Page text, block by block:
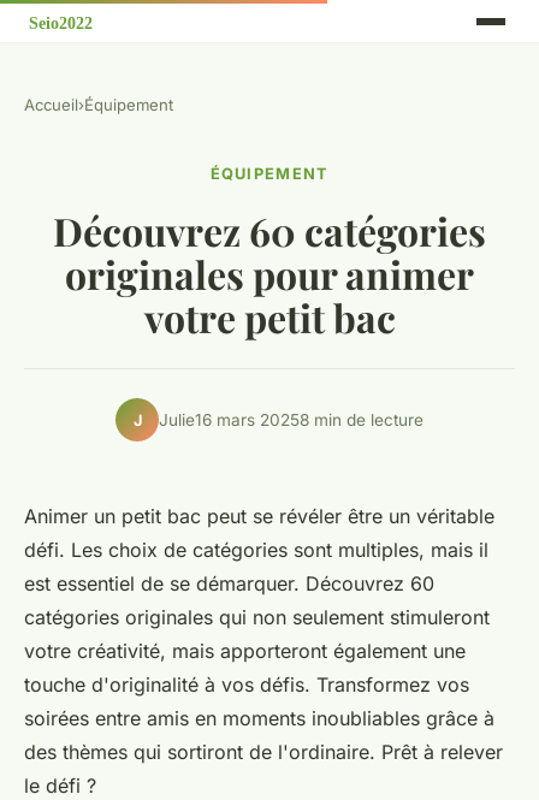
Accueil›Équipement
ÉQUIPEMENT
Découvrez 60 catégories
originales pour animer
votre petit bac
J Julie16 mars 20258 min de lecture
Animer un petit bac peut se révéler être un véritable
défi. Les choix de catégories sont multiples, mais il
est essentiel de se démarquer. Découvrez 60
catégories originales qui non seulement stimuleront
votre créativité, mais apporteront également une
touche d'originalité à vos défis. Transformez vos
soirées entre amis en moments inoubliables grâce à
des thèmes qui sortiront de l'ordinaire. Prêt à relever
le défi ?